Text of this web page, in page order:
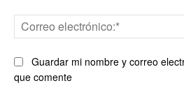
Guardar mi nombre y correo
que comente